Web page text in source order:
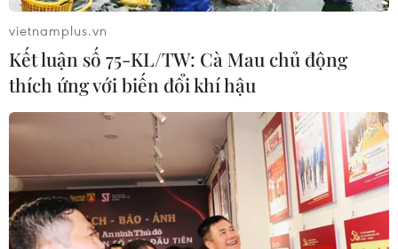
vietnamplus.vn
Kết luận số 75-KL/TW: Cà Mau chủ động
thích ứng với biến đổi khí hậu